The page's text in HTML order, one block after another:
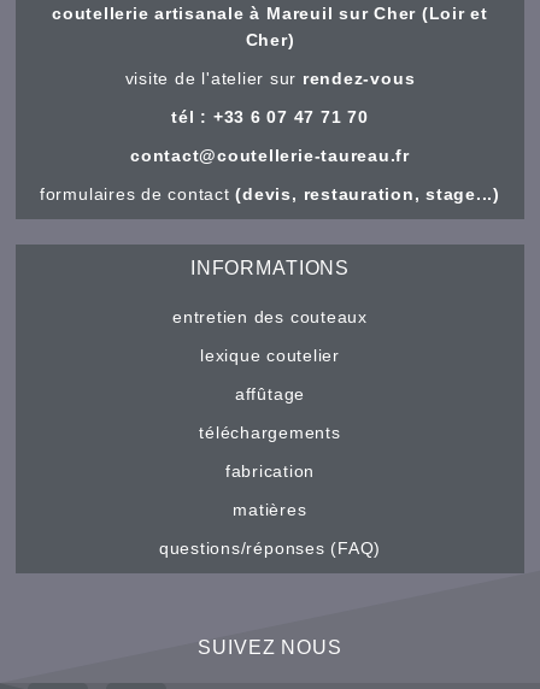
coutellerie artisanale à Mareuil sur Cher (Loir et
Cher)
visite de l'atelier sur rendez-vous
tél : +33 6 07 47 71 70
contact@coutellerie-taureau.fr
formulaires de contact(devis, restauration, stage...)
INFORMATIONS
entretien des couteaux
lexique coutelier
affûtage
téléchargements
fabrication
matières
questions/réponses (FAQ)
SUIVEZ NOUS